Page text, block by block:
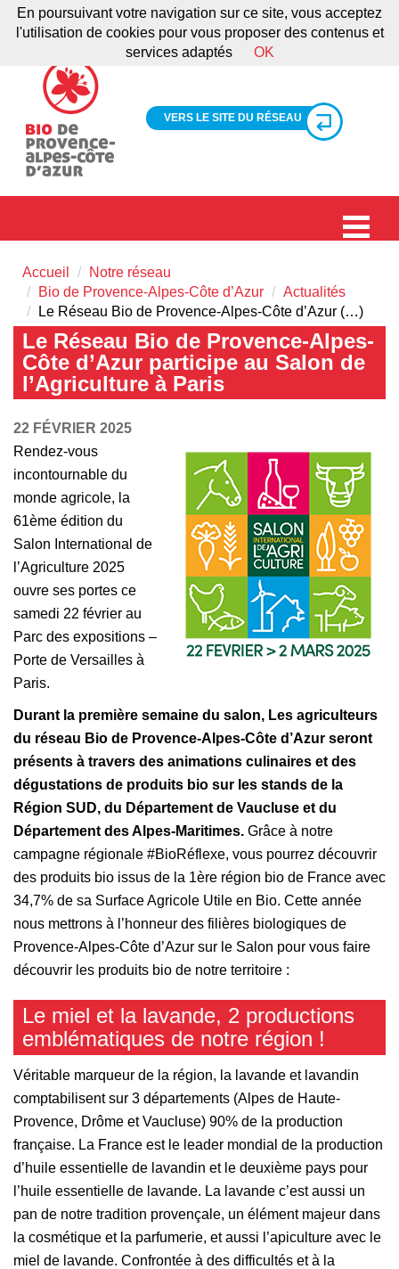
VERS LE SITE DU RÉSEAU
Accueil
Notre réseau
Bio de Provence-Alpes-Côte d’Azur
Actualités
Le Réseau Bio de Provence-Alpes-Côte d’Azur (…)
Le Réseau Bio de Provence-Alpes-
Côte d’Azur participe au Salon de
l’Agriculture à Paris
22 FÉVRIER 2025
Rendez-vous
incontournable du
monde agricole, la
61ème édition du
Salon International de
l’Agriculture 2025
ouvre ses portes ce
samedi 22 février au
Parc des expositions –
Porte de Versailles à
Paris.
Durant la première semaine du salon, Les agriculteurs
du réseau Bio de Provence-Alpes-Côte d’Azur seront
présents à travers des animations culinaires et des
dégustations de produits bio sur les stands de la
Région SUD, du Département de Vaucluse et du
Département des Alpes-Maritimes. Grâce à notre
campagne régionale #BioRéflexe, vous pourrez découvrir
des produits bio issus de la 1ère région bio de France avec
34,7% de sa Surface Agricole Utile en Bio. Cette année
nous mettrons à l’honneur des filières biologiques de
Provence-Alpes-Côte d’Azur sur le Salon pour vous faire
découvrir les produits bio de notre territoire :
Le miel et la lavande, 2 productions
emblématiques de notre région !
Véritable marqueur de la région, la lavande et lavandin
comptabilisent sur 3 départements (Alpes de Haute-
Provence, Drôme et Vaucluse) 90% de la production
française. La France est le leader mondial de la production
d’huile essentielle de lavandin et le deuxième pays pour
l’huile essentielle de lavande. La lavande c’est aussi un
pan de notre tradition provençale, un élément majeur dans
la cosmétique et la parfumerie, et aussi l’apiculture avec le
miel de lavande. Confrontée à des difficultés et à la
En poursuivant votre navigation sur ce site, vous acceptez
l'utilisation de cookies pour vous proposer des contenus et
services adaptés
OK